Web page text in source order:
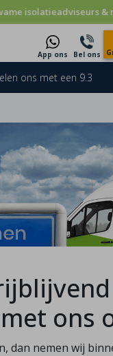
isolatieadviseurs &
App ons Bel ons
ons met een 9.3
ons
dan nemen wij